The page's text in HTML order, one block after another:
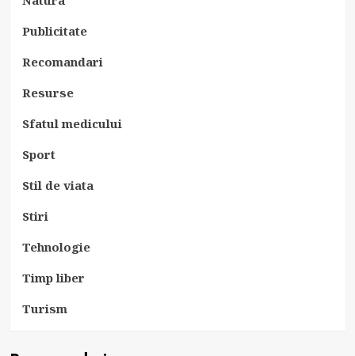
Publicitate
Recomandari
Resurse
Sfatul medicului
Sport
Stil de viata
Stiri
Tehnologie
Timp liber
Turism